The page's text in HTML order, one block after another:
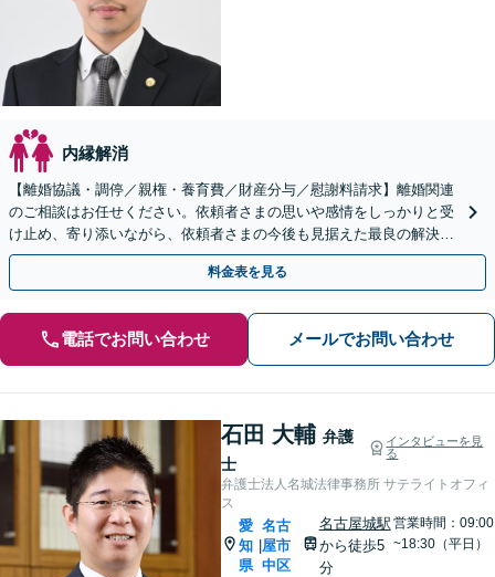
内縁解消
【離婚協議・調停／親権・養育費／財産分与／慰謝料請求】離婚関連
のご相談はお任せください。依頼者さまの思いや感情をしっかりと受
け止め、寄り添いながら、依頼者さまの今後も見据えた最良の解決に
向け真摯に対応します【名古屋城駅5分】【初回相談無料】
料金表を見る
電話でお問い合わせ メールでお問い合わせ
石田 大輔 弁護
士
インタビューを見
る
弁護士法人名城法律事務所 サテライトオフィ
ス
愛
知
県
名古
屋市
中区
名古屋城駅
から徒歩5
分
営業時間：09:00
~18:30（平日）